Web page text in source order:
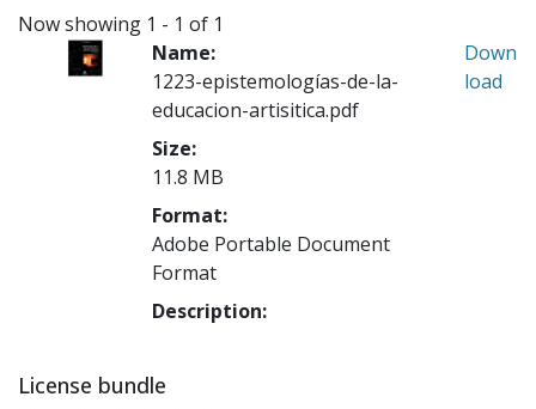
Now showing 1 - 1 of 1
Name:
1223-epistemologías-de-la-
educacion-artisitica.pdf
Size:
11.8 MB
Format:
Adobe Portable Document
Format
Description:
Down
load
License bundle